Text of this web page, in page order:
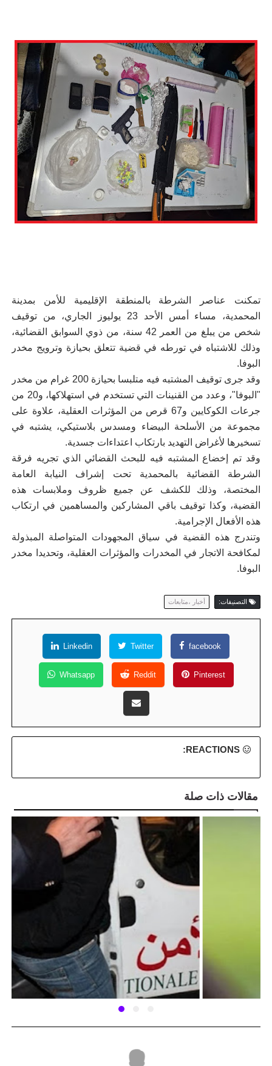
تمكنت عناصر الشرطة بالمنطقة الإقليمية للأمن بمدينة
المحمدية، مساء أمس الأحد 23 يوليوز الجاري، من توقيف
شخص من يبلغ من العمر 42 سنة، من ذوي السوابق القضائية،
وذلك للاشتباه في تورطه في قضية تتعلق بحيازة وترويج مخدر
البوفا.
وقد جرى توقيف المشتبه فيه متلبسا بحيازة 200 غرام من مخدر
"البوفا"، وعدد من القنينات التي تستخدم في استهلاكها، و20 من
جرعات الكوكايين و67 قرص من المؤثرات العقلية، علاوة على
مجموعة من الأسلحة البيضاء ومسدس بلاستيكي، يشتبه في
تسخيرها لأغراض التهديد بارتكاب اعتداءات جسدية.
وقد تم إخضاع المشتبه فيه للبحث القضائي الذي تجريه فرقة
الشرطة القضائية بالمحمدية تحت إشراف النيابة العامة
المختصة، وذلك للكشف عن جميع ظروف وملابسات هذه
القضية، وكذا توقيف باقي المشاركين والمساهمين في ارتكاب
هذه الأفعال الإجرامية.
وتندرج هذه القضية في سياق المجهودات المتواصلة المبذولة
لمكافحة الاتجار في المخدرات والمؤثرات العقلية، وتحديدا مخدر
البوفا.
التصنيفات: أخبار ،متابعات
facebook
Twitter
Linkedin
Pinterest
Reddit
Whatsapp
REACTIONS:
مقالات ذات صلة